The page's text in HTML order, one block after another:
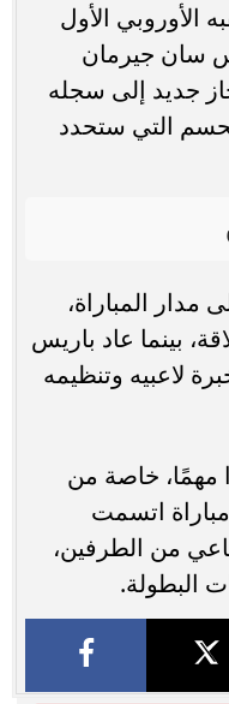
الأوروبي الأول
سان جيرمان
جديد إلى سجله
التي ستحدد
مدار المباراة،
بينما عاد باريس
لاعبيه وتنظيمه
مهمًا، خاصة من
اتسمت
من الطرفين،
البطولة.